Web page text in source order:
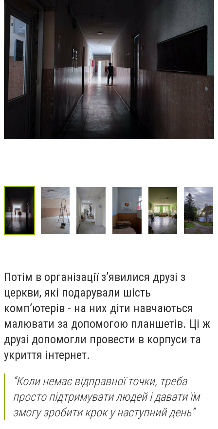
Потім в організації зʼявилися друзі з
церкви, які подарували шість
компʼютерів - на них діти навчаються
малювати за допомогою планшетів. Ці ж
друзі допомогли провести в корпуси та
укриття інтернет.
“Коли немає відправної точки, треба
просто підтримувати людей і давати їм
змогу зробити крок у наступний день”